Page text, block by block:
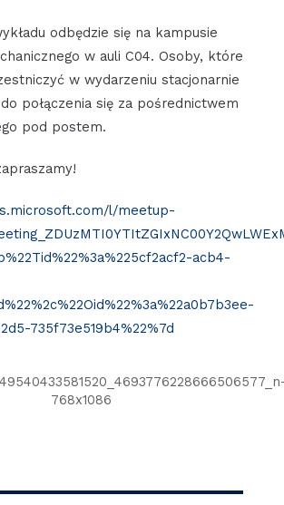
odbędzie się na kampusie
w auli C04. Osoby, które
w wydarzeniu stacjonarnie
połączenia się za pośrednictwem
pod postem.
l/meetup-
acb4-
735f73e519b4%22%7d